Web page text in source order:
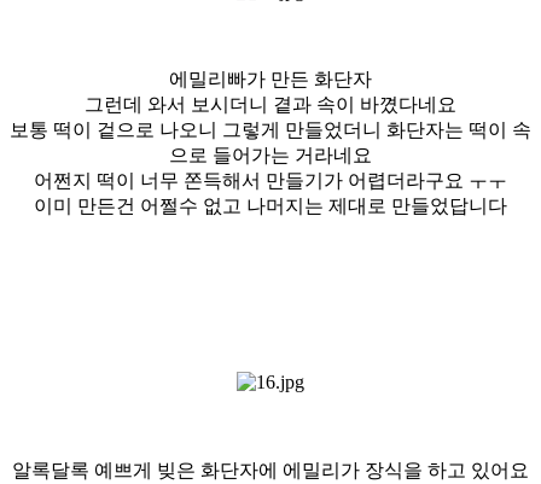
에밀리빠가 만든 화단자
그런데 와서 보시더니 곁과 속이 바꼈다네요
보통 떡이 겉으로 나오니 그렇게 만들었더니 화단자는 떡이 속
으로 들어가는 거라네요
어쩐지 떡이 너무 쫀득해서 만들기가 어렵더라구요 ㅜㅜ
이미 만든건 어쩔수 없고 나머지는 제대로 만들었답니다
알록달록 예쁘게 빚은 화단자에 에밀리가 장식을 하고 있어요